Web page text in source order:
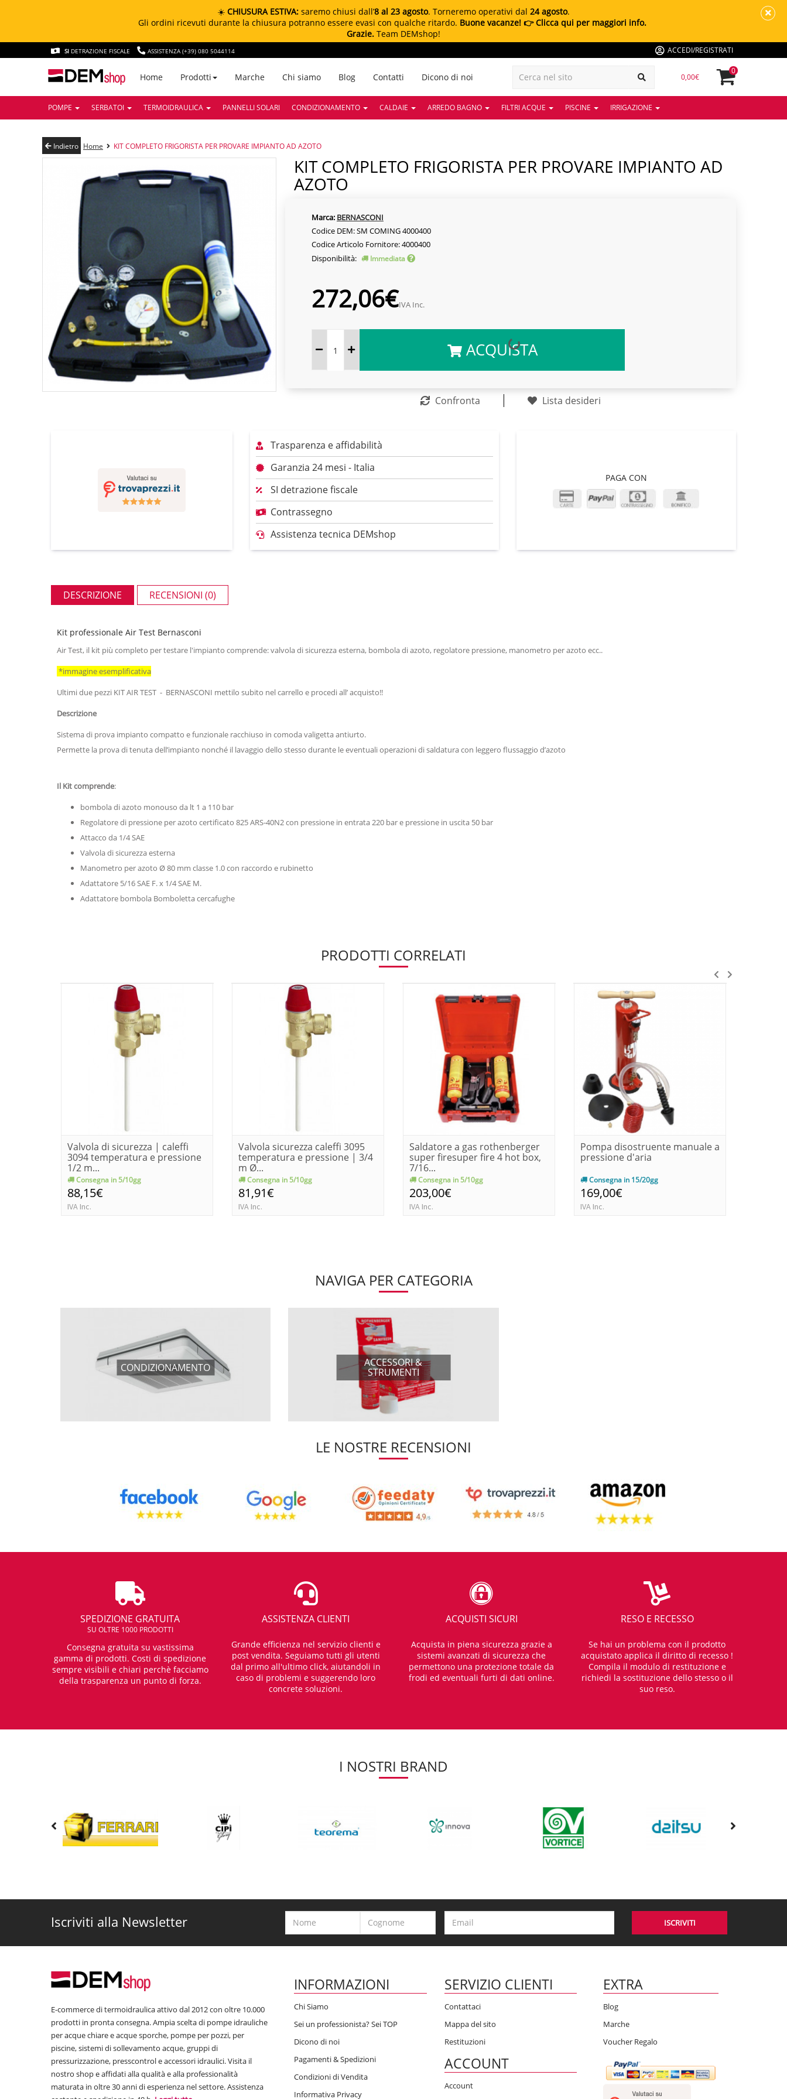
☀️ CHIUSURA ESTIVA: saremo chiusi dall’8 al 23 agosto. Torneremo operativi dal 24 agosto.
Gli ordini ricevuti durante la chiusura potranno essere evasi con qualche ritardo. Buone vacanze! 👉 Clicca qui per maggiori info.
Grazie. Team DEMshop!
SI DETRAZIONE FISCALE ASSISTENZA (+39) 080 5044114 ACCEDI/REGISTRATI
Home Prodotti Marche Chi siamo Blog Contatti Dicono di noi 0,00€
0
POMPE SERBATOI TERMOIDRAULICA PANNELLI SOLARI CONDIZIONAMENTO CALDAIE ARREDO BAGNO FILTRI ACQUE PISCINE IRRIGAZIONE
Indietro Home KIT COMPLETO FRIGORISTA PER PROVARE IMPIANTO AD AZOTO
KIT COMPLETO FRIGORISTA PER PROVARE IMPIANTO AD
AZOTO
Marca: BERNASCONI
Codice DEM: SM COMING 4000400
Codice Articolo Fornitore: 4000400
Disponibilità:
Immediata
272,06€IVA Inc.
ACQUISTA
Confronta Lista desideri
Trasparenza e affidabilità
Garanzia 24 mesi - Italia
SI detrazione fiscale
Contrassegno
Assistenza tecnica DEMshop
PAGA CON
DESCRIZIONE RECENSIONI (0)
Kit professionale Air Test Bernasconi
Air Test, il kit più completo per testare l'impianto comprende: valvola di sicurezza esterna, bombola di azoto, regolatore pressione, manometro per azoto ecc..
*immagine esemplificativa
Ultimi due pezzi KIT AIR TEST - BERNASCONI mettilo subito nel carrello e procedi all’ acquisto!!
Descrizione
Sistema di prova impianto compatto e funzionale racchiuso in comoda valigetta antiurto.
Permette la prova di tenuta dell’impianto nonché il lavaggio dello stesso durante le eventuali operazioni di saldatura con leggero flussaggio d’azoto
Il Kit comprende:
bombola di azoto monouso da lt 1 a 110 bar
Regolatore di pressione per azoto certificato 825 ARS-40N2 con pressione in entrata 220 bar e pressione in uscita 50 bar
Attacco da 1/4 SAE
Valvola di sicurezza esterna
Manometro per azoto Ø 80 mm classe 1.0 con raccordo e rubinetto
Adattatore 5/16 SAE F. x 1/4 SAE M.
Adattatore bombola Bomboletta cercafughe
PRODOTTI CORRELATI
Valvola di sicurezza | caleffi
3094 temperatura e pressione
1/2 m...
Consegna in 5/10gg
88,15€
IVA Inc.
Valvola sicurezza caleffi 3095
temperatura e pressione | 3/4
m Ø...
Consegna in 5/10gg
81,91€
IVA Inc.
Saldatore a gas rothenberger
super firesuper fire 4 hot box,
7/16...
Consegna in 5/10gg
203,00€
IVA Inc.
Pompa disostruente manuale a
pressione d'aria
Consegna in 15/20gg
169,00€
IVA Inc.
NAVIGA PER CATEGORIA
CONDIZIONAMENTO ACCESSORI &
STRUMENTI
LE NOSTRE RECENSIONI
SPEDIZIONE GRATUITA
SU OLTRE 1000 PRODOTTI
Consegna gratuita su vastissima
gamma di prodotti. Costi di spedizione
sempre visibili e chiari perchè facciamo
della trasparenza un punto di forza.
ASSISTENZA CLIENTI
Grande efficienza nel servizio clienti e
post vendita. Seguiamo tutti gli utenti
dal primo all'ultimo click, aiutandoli in
caso di problemi e suggerendo loro
concrete soluzioni.
ACQUISTI SICURI
Acquista in piena sicurezza grazie a
sistemi avanzati di sicurezza che
permettono una protezione totale da
frodi ed eventuali furti di dati online.
RESO E RECESSO
Se hai un problema con il prodotto
acquistato applica il diritto di recesso !
Compila il modulo di restituzione e
richiedi la sostituzione dello stesso o il
suo reso.
I NOSTRI BRAND
Iscriviti alla Newsletter ISCRIVITI
E-commerce di termoidraulica attivo dal 2012 con oltre 10.000
prodotti in pronta consegna. Ampia scelta di pompe idrauliche
per acque chiare e acque sporche, pompe per pozzi, per
piscine, sistemi di sollevamento acque, gruppi di
pressurizzazione, presscontrol e accessori idraulici. Visita il
nostro shop e affidati alla qualità e alla professionalità
maturata in oltre 30 anni di esperienza nel settore. Assistenza
INFORMAZIONI
Chi Siamo
Sei un professionista? Sei TOP
Dicono di noi
Pagamenti & Spedizioni
Condizioni di Vendita
Informativa Privacy
SERVIZIO CLIENTI
Contattaci
Mappa del sito
Restituzioni
ACCOUNT
Account
EXTRA
Blog
Marche
Voucher Regalo